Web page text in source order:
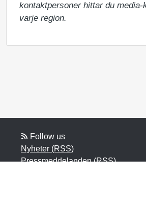
kontaktpersoner hittar du
varje region.
Follow us
Nyheter (RSS)
Pressmeddelanden (RSS)